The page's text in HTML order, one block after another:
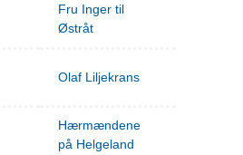
Fru Inger til
Østråt
Olaf Liljekrans
Hærmændene
på Helgeland